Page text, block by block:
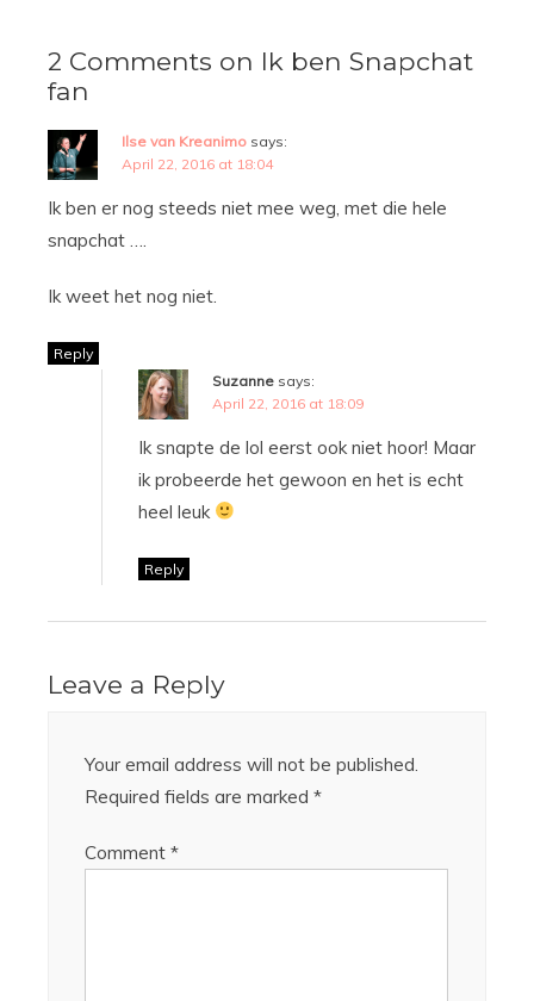
2 Comments on Ik ben Snapchat
fan
Ilse van Kreanimo says:
April 22, 2016 at 18:04
Ik ben er nog steeds niet mee weg, met die hele
snapchat ….
Ik weet het nog niet.
Reply
Suzanne says:
April 22, 2016 at 18:09
Ik snapte de lol eerst ook niet hoor! Maar
ik probeerde het gewoon en het is echt
heel leuk
Reply
Leave a Reply
Your email address will not be published.
Required fields are marked *
Comment *